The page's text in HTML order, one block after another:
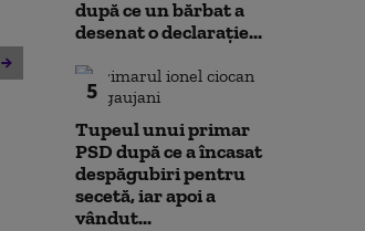
Avertisment de la Bruxelles
după scandalul centralelor
pe cărbune: „Blocarea
angajamentelor din PNRR
poate avea consecințe
financiare”
Noua lege a
parteneriatul
fără să oferi și
după ce un bărbat a
desenat o declarație...
5
Tupeul unui primar
PSD după ce a încasat
despăgubiri pentru
secetă, iar apoi a
vândut...